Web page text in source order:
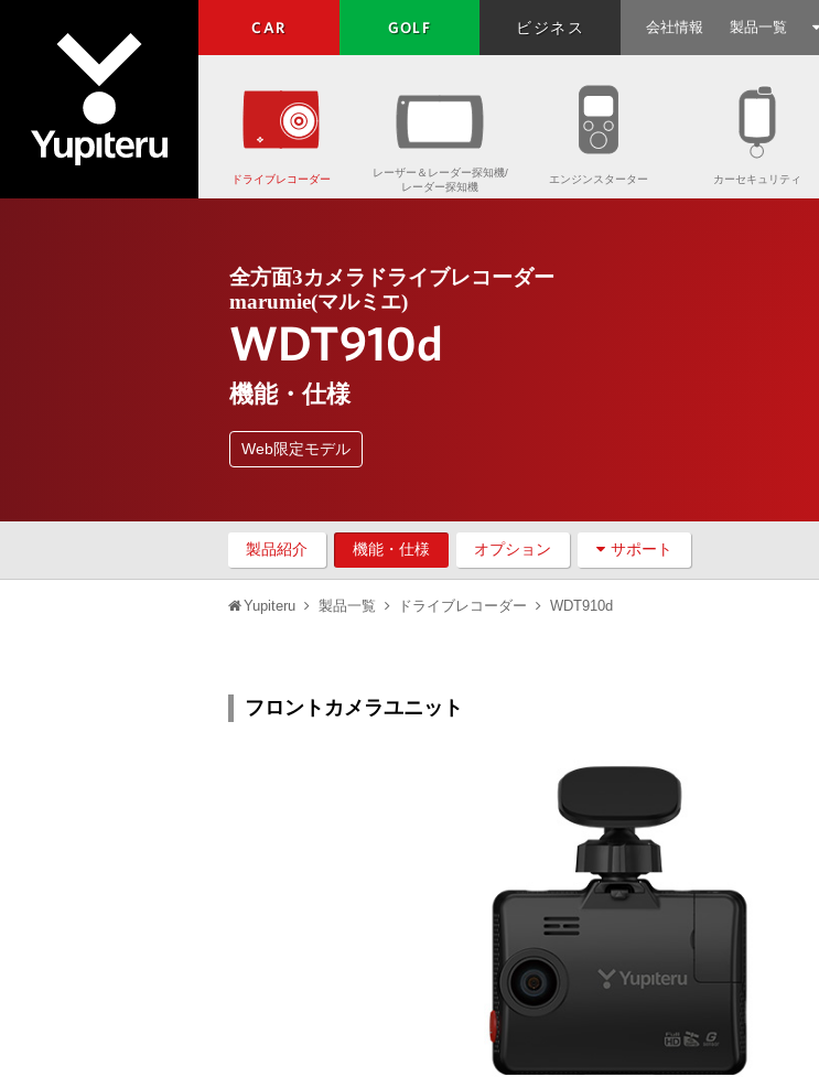
CAR GOLF ビジネス 会社情報 製品一覧
ドライブレコーダー
レーザー＆レーダー探知機/
レーダー探知機
エンジンスターター カーセキュリティ
全方面3カメラドライブレコーダー
marumie(マルミエ)
WDT910d
機能・仕様
Web限定モデル
製品紹介 機能・仕様 オプション サポート
Yupiteru 製品一覧 ドライブレコーダー WDT910d
フロントカメラユニット